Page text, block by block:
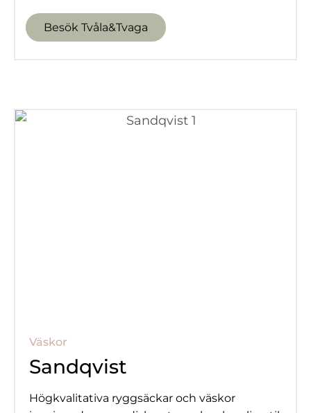
Besök Tvåla&Tvaga
Väskor
Sandqvist
Högkvalitativa ryggsäckar och väskor